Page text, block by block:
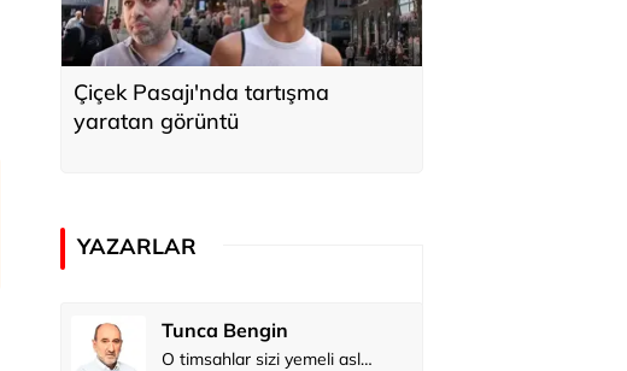
Çiçek Pasajı'nda tartışma
yaratan görüntü
YAZARLAR
Tunca Bengin
O timsahlar sizi yemeli aslında!...